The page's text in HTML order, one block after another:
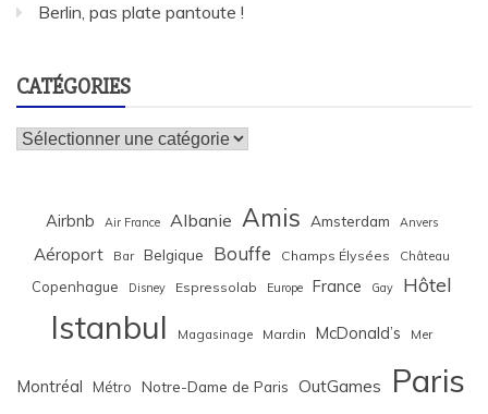
Berlin, pas plate pantoute !
CATÉGORIES
Catégories
Airbnb Air France Albanie Amis Amsterdam Anvers
Aéroport Bar Belgique Bouffe Champs Élysées Château
Copenhague Disney Espressolab Europe France Gay Hôtel
Istanbul Magasinage Mardin McDonald’s Mer
Montréal Métro Notre-Dame de Paris OutGames Paris